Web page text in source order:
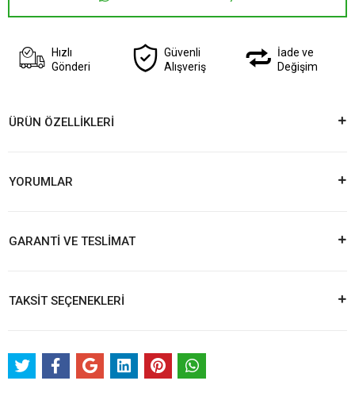
Hızlı
Gönderi
Güvenli
Alışveriş
İade ve
Değişim
ÜRÜN ÖZELLİKLERİ
YORUMLAR
GARANTİ VE TESLİMAT
TAKSİT SEÇENEKLERİ